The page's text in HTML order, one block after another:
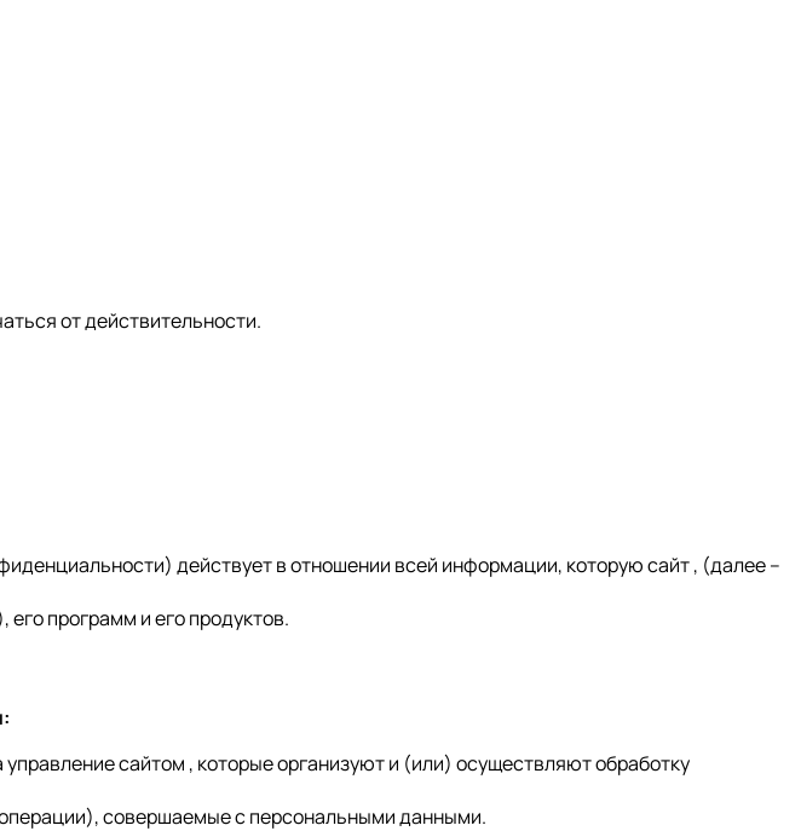
от действительности.
действует в отношении всей информации, которую сайт , (далее –
программ и его продуктов.
сайтом , которые организуют и (или) осуществляют обработку
совершаемые с персональными данными.